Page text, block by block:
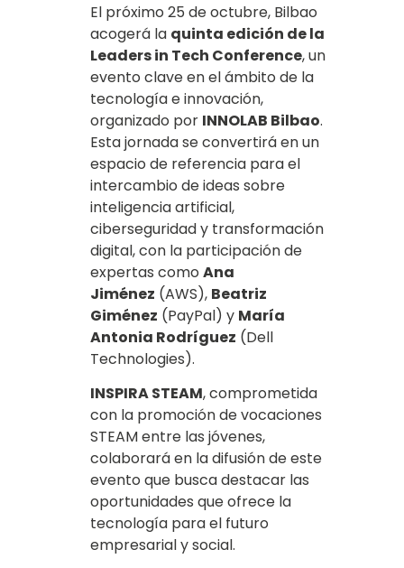
El próximo 25 de octubre, Bilbao
acogerá la quinta edición de la
Leaders in Tech Conference, un
evento clave en el ámbito de la
tecnología e innovación,
organizado por INNOLAB Bilbao.
Esta jornada se convertirá en un
espacio de referencia para el
intercambio de ideas sobre
inteligencia artificial,
ciberseguridad y transformación
digital, con la participación de
expertas como Ana
Jiménez (AWS), Beatriz
Giménez (PayPal) y María
Antonia Rodríguez (Dell
Technologies).
INSPIRA STEAM, comprometida
con la promoción de vocaciones
STEAM entre las jóvenes,
colaborará en la difusión de este
evento que busca destacar las
oportunidades que ofrece la
tecnología para el futuro
empresarial y social.